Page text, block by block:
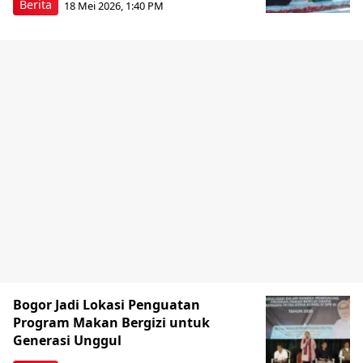
Berita 18 Mei 2026, 1:40 PM
Bogor Jadi Lokasi Penguatan
Program Makan Bergizi untuk
Generasi Unggul